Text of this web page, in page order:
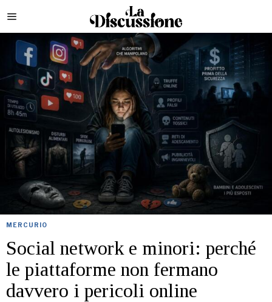
MERCURIO
Social network e minori: perché
le piattaforme non fermano
davvero i pericoli online